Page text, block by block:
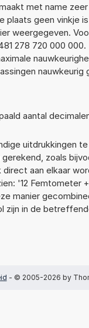
met name
plaats geen vinkje is
weergegeven.
278 720 000 000.
nauwkeurig
aantal
uitdrukkingen te
zoals
aan elkaar
'12 Femtometer
manier
zijn in de
- © 2005-2026 by